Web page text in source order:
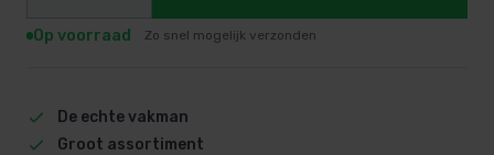
Op voorraad Zo snel mogelijk verzonden
De echte vakman
Groot assortiment